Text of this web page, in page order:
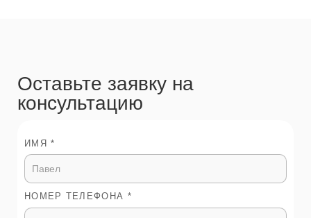
Оставьте заявку на
консультацию
ИМЯ *
НОМЕР ТЕЛЕФОНА *